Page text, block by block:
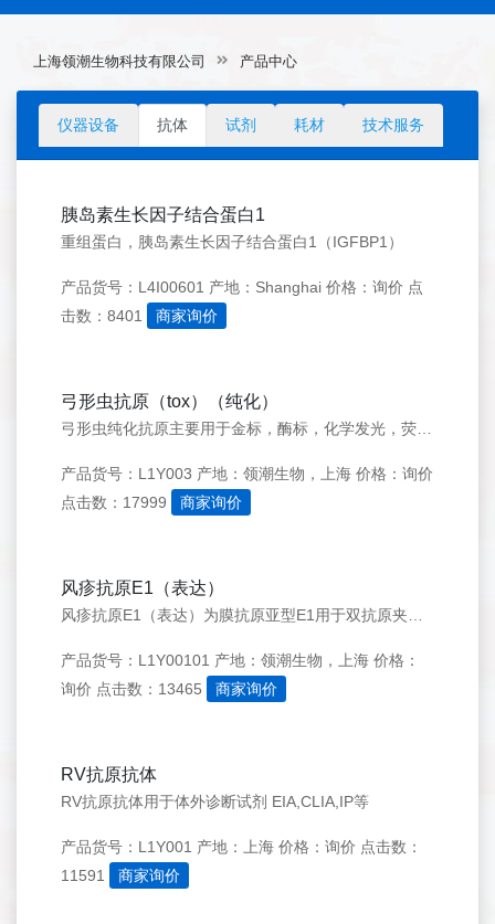
上海领潮生物科技有限公司 产品中心
仪器设备 抗体 试剂 耗材 技术服务
胰岛素生长因子结合蛋白1
重组蛋白，胰岛素生长因子结合蛋白1（IGFBP1）
产品货号：L4I00601 产地：Shanghai 价格：询价 点
击数：8401
商家询价
弓形虫抗原（tox）（纯化）
产品货号：L1Y003 产地：领潮生物，上海 价格：询价
点击数：17999
商家询价
风疹抗原E1（表达）
产品货号：L1Y00101 产地：领潮生物，上海 价格：
询价 点击数：13465 商家询价
RV抗原抗体
RV抗原抗体用于体外诊断试剂 EIA,CLIA,IP等
产品货号：L1Y001 产地：上海 价格：询价 点击数：
11591
商家询价